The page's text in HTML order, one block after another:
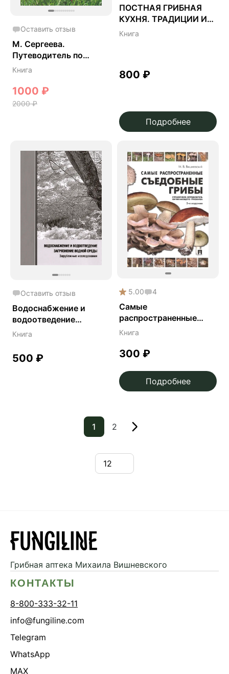
Оставить отзыв
М. Сергеева.
Путеводитель по
флоре
Книга
1000 ₽
2000₽
ПОСТНАЯ ГРИБНАЯ
КУХНЯ. ТРАДИЦИИ И
РЕЦЕПТЫ
Книга
800 ₽
Подробнее
Оставить отзыв
Водоснабжение и
водоотведение
загрязнение
Я. Кофман
Книга
500 ₽
5.00 4
Самые
распространенные
съедобные грибы:
определитель
Книга
300 ₽
Подробнее
1 2
Грибная аптека Михаила Вишневского
КОНТАКТЫ
8-800-333-32-11
info@fungiline.com
Telegram
WhatsApp
MAX